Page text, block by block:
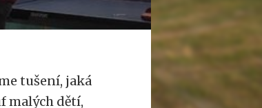
tušení, jaká
malých dětí,